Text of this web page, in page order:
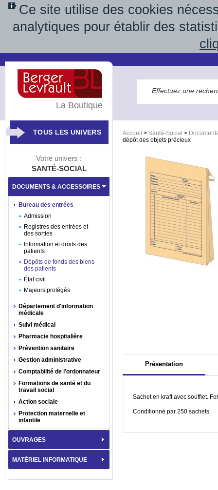
Ce site utilise des cookies
analytiques pour établir des
Accueil > Santé-Social >
dépôt des objets précieux
Présentation
Sachet en kraft avec soufflet.
Conditionné par 250 sachets.
La Boutique
TOUS LES UNIVERS
Votre univers :
SANTÉ-SOCIAL
DOCUMENTS & ACCESSOIRES
Bureau des entrées
Admission
Registres des entrées et
des sorties
Information et droits des
patients
Dépôts de fonds des biens
des patients
État civil
Majeurs protégés
Département d'information
médicale
Suivi médical
Pharmacie hospitalière
Prévention sanitaire
Gestion administrative
Comptabilité de l'ordonnateur
Formations de santé et du
travail social
Action sociale
Protection maternelle et
infantile
OUVRAGES
MATÉRIEL INFORMATIQUE